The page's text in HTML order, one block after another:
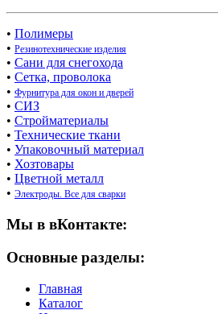
• Полимеры
• Резинотехнические изделия
• Сани для снегохода
• Сетка, проволока
• Фурнитура для окон и дверей
• СИЗ
• Стройматериалы
• Технические ткани
• Упаковочный материал
• Хозтовары
• Цветной металл
• Электроды. Все для сварки
Мы в вКонтакте:
Основные разделы:
Главная
Каталог